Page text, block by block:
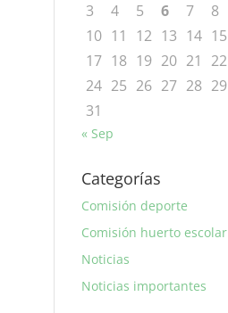
3
4 5 6 7 8
10 11 12 13 14 15
17 18 19 20 21 22
24 25 26 27 28 29
31
« Sep
Categorías
Comisión deporte
Comisión huerto escolar
Noticias
Noticias importantes